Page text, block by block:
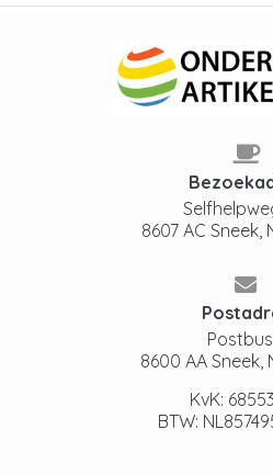
8607 AC Sneek,
Postbus
8600 AA Sneek,
KvK:
BTW: